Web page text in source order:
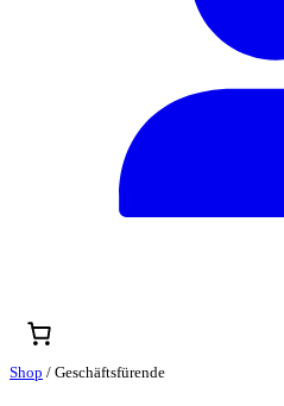
Shop / Geschäftsfürende